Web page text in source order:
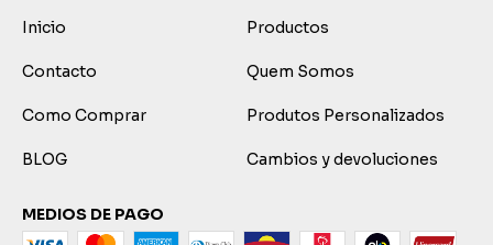
Inicio
Productos
Contacto Quem Somos
Como Comprar Produtos Personalizados
BLOG Cambios y devoluciones
MEDIOS DE PAGO